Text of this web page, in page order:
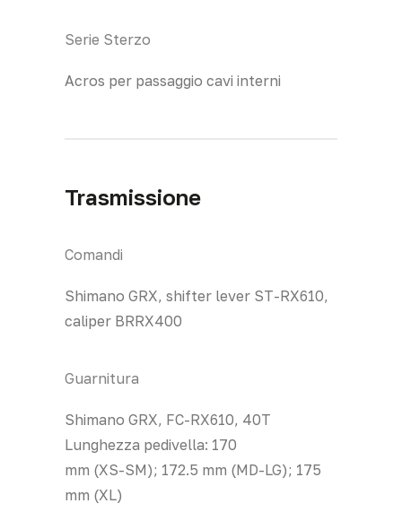
Serie Sterzo
Acros per passaggio cavi interni
Trasmissione
Comandi
Shimano GRX, shifter lever ST-RX610,
caliper BRRX400
Guarnitura
Shimano GRX, FC-RX610, 40T
Lunghezza pedivella: 170
mm (XS-SM); 172.5 mm (MD-LG); 175
mm (XL)